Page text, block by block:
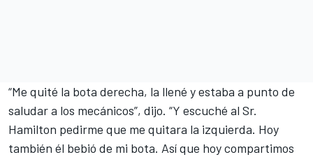
“Me quité la bota derecha, la llené y estaba a punto de
saludar a los mecánicos”, dijo. “Y escuché al Sr.
Hamilton pedirme que me quitara la izquierda. Hoy
también él bebió de mi bota. Así que hoy compartimos